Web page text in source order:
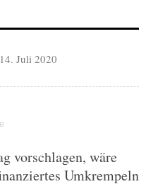
Juli 2020
vorschlagen, wäre
Umkrempeln